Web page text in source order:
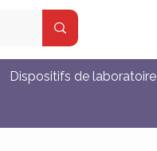
Dispositifs de laboratoire